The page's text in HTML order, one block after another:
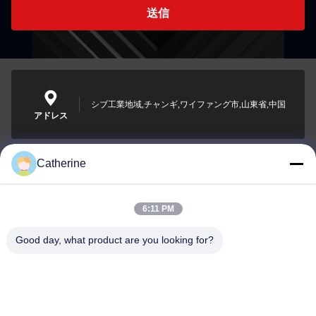
送信
アドレス
シブ工業地域,チャンギ,ワイファング市,山東省,中国
padraic@huayumachine.cn
Catherine
6:11 PM
Good day, what product are you looking for?